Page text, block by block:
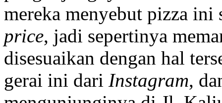
mereka menyebut pizza ini
price, jadi sepertinya
disesuaikan dengan hal
gerai ini dari Instagram,